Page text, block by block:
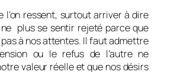
l’on ressent, surtout arriver à dire
ne plus se sentir rejeté parce que
pas à nos attentes. Il faut admettre
ou le refus de l’autre ne
valeur réelle et que nos désirs